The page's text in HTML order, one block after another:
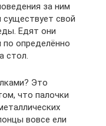
за ним
свой
Едят они
определённо
стол.
Это
что палочки
вовсе ели